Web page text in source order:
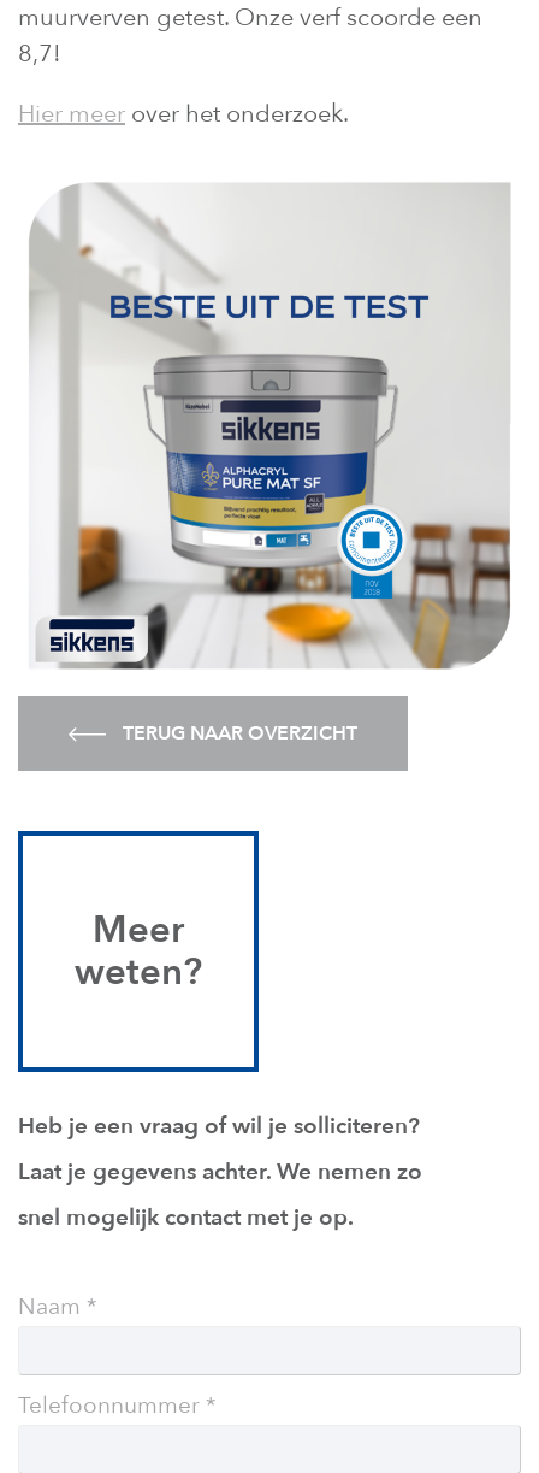
muurverven getest. Onze verf scoorde een
8,7!
Hier meer over het onderzoek.
TERUG NAAR OVERZICHT
Meer
weten?
Heb je een vraag of wil je solliciteren?
Laat je gegevens achter. We nemen zo
snel mogelijk contact met je op.
Leave
blank
Naam
Telefoonnummer